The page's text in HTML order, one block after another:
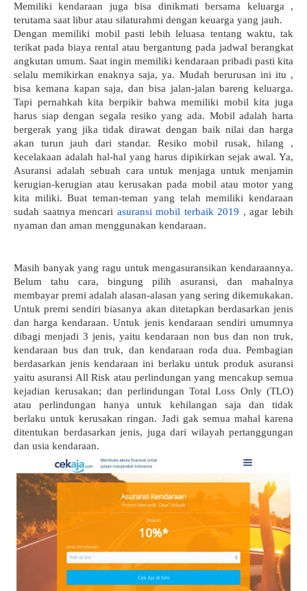
Memiliki kendaraan juga bisa dinikmati bersama keluarga ,
terutama saat libur atau silaturahmi dengan keuarga yang jauh.
Dengan memiliki mobil pasti lebih leluasa tentang waktu, tak
terikat pada biaya rental atau bergantung pada jadwal berangkat
angkutan umum. Saat ingin memiliki kendaraan pribadi pasti kita
selalu memikirkan enaknya saja, ya. Mudah berurusan ini itu ,
bisa kemana kapan saja, dan bisa jalan-jalan bareng keluarga.
Tapi pernahkah kita berpikir bahwa memiliki mobil kita juga
harus siap dengan segala resiko yang ada. Mobil adalah harta
bergerak yang jika tidak dirawat dengan baik nilai dan harga
akan turun jauh dari standar. Resiko mobil rusak, hilang ,
kecelakaan adalah hal-hal yang harus dipikirkan sejak awal. Ya,
Asuransi adalah sebuah cara untuk menjaga untuk menjamin
kerugian-kerugian atau kerusakan pada mobil atau motor yang
kita miliki. Buat teman-teman yang telah memiliki kendaraan
sudah saatnya mencari asuransi mobil terbaik 2019 , agar lebih
nyaman dan aman menggunakan kendaraan.
Masih banyak yang ragu untuk mengasuransikan kendaraannya.
Belum tahu cara, bingung pilih asuransi, dan mahalnya
membayar premi adalah alasan-alasan yang sering dikemukakan.
Untuk premi sendiri biasanya akan ditetapkan berdasarkan jenis
dan harga kendaraan. Untuk jenis kendaraan sendiri umumnya
dibagi menjadi 3 jenis, yaitu kendaraan non bus dan non truk,
kendaraan bus dan truk, dan kendaraan roda dua. Pembagian
berdasarkan jenis kendaraan ini berlaku untuk produk asuransi
yaitu asuransi All Risk atau perlindungan yang mencakup semua
kejadian kerusakan; dan perlindungan Total Loss Only (TLO)
atau perlindungan hanya untuk kehilangan saja dan tidak
berlaku untuk kerusakan ringan. Jadi gak semua mahal karena
ditentukan berdasarkan jenis, juga dari wilayah pertanggungan
dan usia kendaraan.